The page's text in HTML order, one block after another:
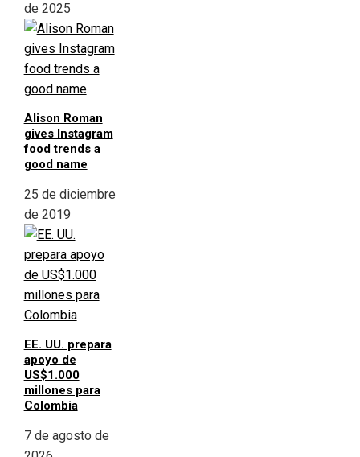
de 2025
Alison Roman
gives Instagram
food trends a
good name
25 de diciembre
de 2019
EE. UU. prepara
apoyo de
US$1.000
millones para
Colombia
7 de agosto de